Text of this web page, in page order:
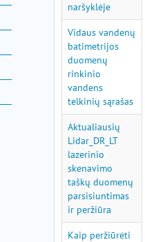
metodinė informacija
pagalba
naršyklėje
Vidaus vandenų
batimetrijos
duomenų
rinkinio
vandens
telkinių sąrašas
Aktualiausių
Lidar_DR_LT
lazerinio
skenavimo
taškų duomenų
parsisiuntimas
ir peržiūra
Kaip peržiūrėti